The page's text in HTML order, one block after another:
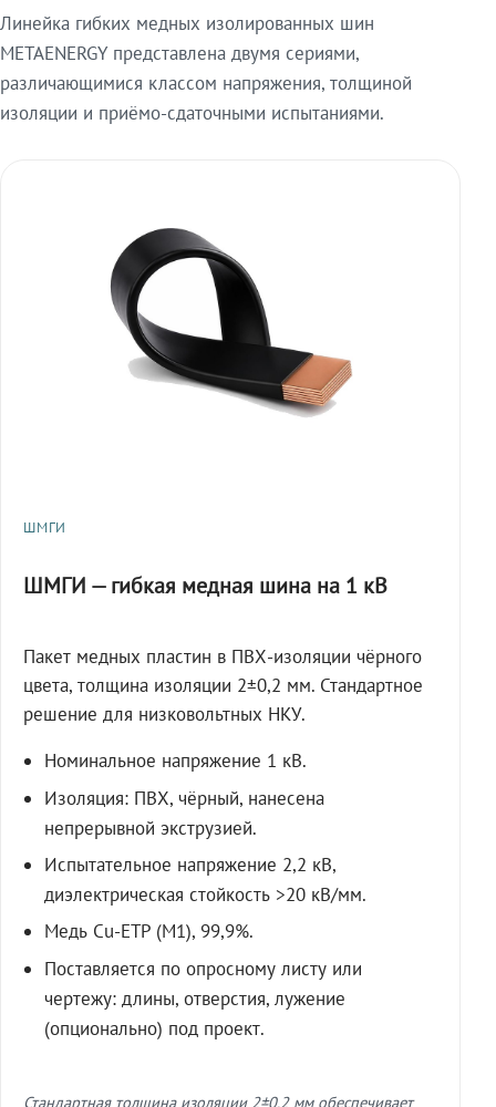
Линейка гибких медных изолированных шин
METAENERGY представлена двумя сериями,
различающимися классом напряжения, толщиной
изоляции и приёмо-сдаточными испытаниями.
ШМГИ
ШМГИ — гибкая медная шина на 1 кВ
Пакет медных пластин в ПВХ-изоляции чёрного
цвета, толщина изоляции 2±0,2 мм. Стандартное
решение для низковольтных НКУ.
Номинальное напряжение 1 кВ.
Изоляция: ПВХ, чёрный, нанесена
непрерывной экструзией.
Испытательное напряжение 2,2 кВ,
диэлектрическая стойкость >20 кВ/мм.
Медь Cu-ETP (M1), 99,9%.
Поставляется по опросному листу или
чертежу: длины, отверстия, лужение
(опционально) под проект.
Стандартная толщина изоляции 2±0,2 мм обеспечивает